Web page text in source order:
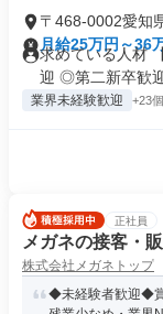
〒468-0002愛知
月給25万円～36
求めている人材
迎 ◎第二新卒歓
業界未経験歓迎 +23個
正社員
メガネの接客・
株式会社メガネトップ
◆未経験者歓迎◆